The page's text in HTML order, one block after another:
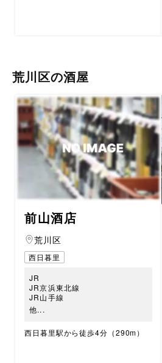
荒川区の酒屋
前山酒店
荒川区
西日暮里
JR
JR京浜東北線
JR山手線
他...
西日暮里駅から徒歩4分（290m）